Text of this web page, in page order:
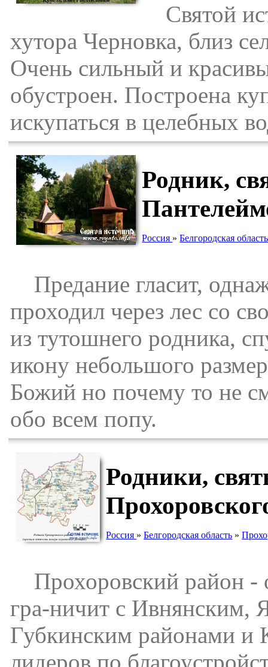
Святой
хутора Черновка, близ
Очень сильный и
обустроен. Построена
искупаться в целебных
Родник,
Россия »Белгородская область
Предание гласит,
проходил через лес со
из тутошнего родника,
икону небольшого
Божий но почему то не
обо всем попу.
Родники,
Россия »Белгородская область »
Прохоровский район -
гра-ничит с Ивнянским,
Губкинским районами и
лидеров по